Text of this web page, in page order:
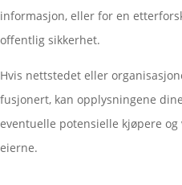
informasjon, eller for en
offentlig sikkerhet.
Hvis nettstedet eller
fusjonert, kan opplysningene
eventuelle potensielle kjøpere
eierne.